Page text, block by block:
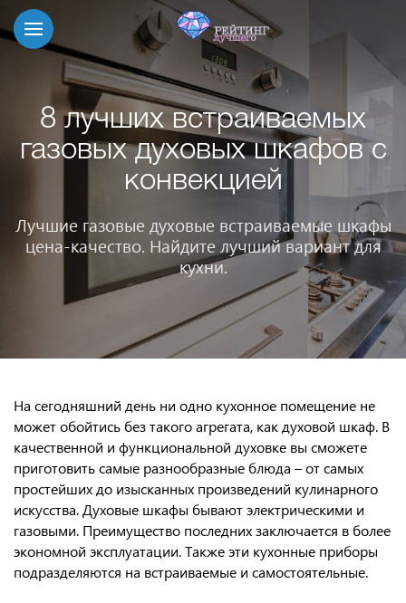
8 лучших встраиваемых
газовых духовых шкафов с
конвекцией
Лучшие газовые духовые встраиваемые шкафы
цена-качество. Найдите лучший вариант для
кухни.
На сегодняшний день ни одно кухонное помещение не
может обойтись без такого агрегата, как духовой шкаф. В
качественной и функциональной духовке вы сможете
приготовить самые разнообразные блюда – от самых
простейших до изысканных произведений кулинарного
искусства. Духовые шкафы бывают электрическими и
газовыми. Преимущество последних заключается в более
экономной эксплуатации. Также эти кухонные приборы
подразделяются на встраиваемые и самостоятельные.